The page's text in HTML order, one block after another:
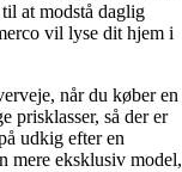
at modstå daglig
vil lyse dit hjem i
når du køber en
prisklasser, så der er
udkig efter en
mere eksklusiv model,